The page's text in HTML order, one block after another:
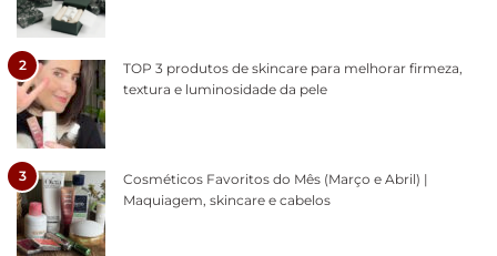
2
TOP 3 produtos de skincare para melhorar firmeza,
textura e luminosidade da pele
3
Cosméticos Favoritos do Mês (Março e Abril) |
Maquiagem, skincare e cabelos